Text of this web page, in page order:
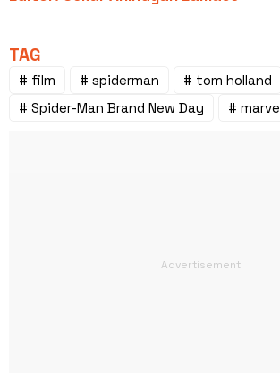
TAG
# film # spiderman
# tom holland
# Spider-Man Brand New Day
#